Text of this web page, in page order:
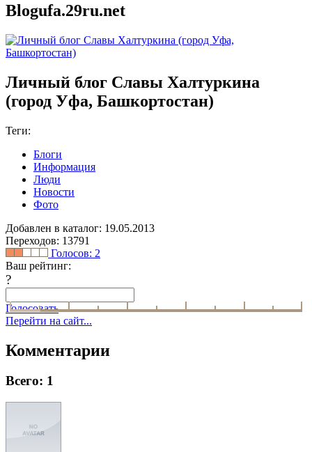
Blogufa.29ru.net
Личный блог Славы Халтуркина
(город Уфа, Башкортостан)
Теги:
Блоги
Информация
Люди
Новости
Фото
Добавлен в каталог: 19.05.2013
Переходов: 13791
Голосов: 2
Ваш рейтинг:
?
Голосовать
Перейти на сайт...
Комментарии
Всего: 1